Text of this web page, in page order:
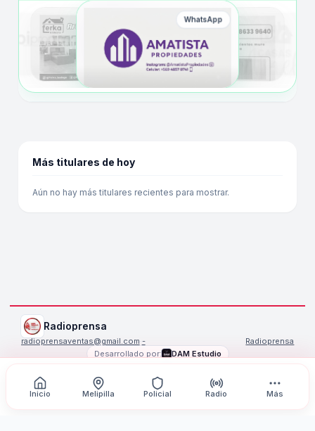
WhatsApp
Más titulares de hoy
Aún no hay más titulares recientes para mostrar.
Radioprensa
radioprensaventas@gmail.com·-
Radioprensa
Desarrollado por:
DAM Estudio
2026 Radioprensa . Todos los derechos reservados.
Inicio
Melipilla Policial Radio Más